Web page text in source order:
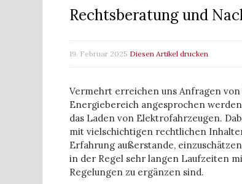
Rechtsberatung und
19. Februar 2025 Diesen Artikel drucken
Vermehrt erreichen uns Anfragen
Energiebereich angesprochen
das Laden von Elektrofahrzeugen.
mit vielschichtigen rechtlichen
Erfahrung außerstande,
in der Regel sehr langen Laufzeiten
Regelungen zu ergänzen sind.